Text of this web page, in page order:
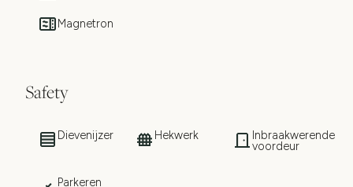
Magnetron
Safety
Dievenijzer Hekwerk Inbraakwerende
voordeur
Parkeren